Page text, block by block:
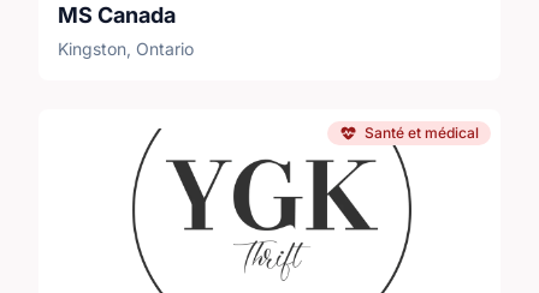
MS Canada
Kingston, Ontario
Santé et médical